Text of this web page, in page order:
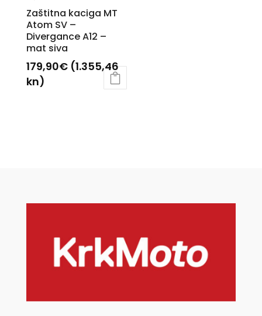
odabrati
na
stranici
proizvoda
Zaštitna kaciga MT
Atom SV –
Divergance A12 –
mat siva
179,90€ (1.355,46
kn)
mogu
proizvoda